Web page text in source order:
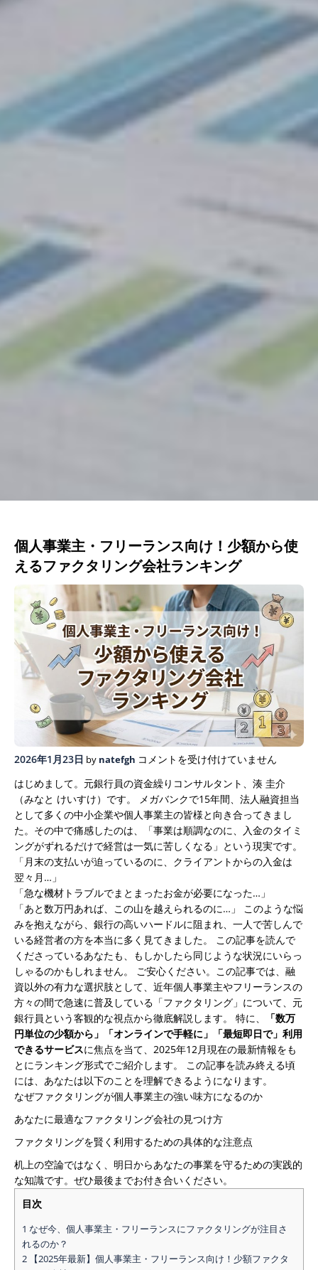
個人事業主・フリーランス向け！少額から使
えるファクタリング会社ランキング
2026年1月23日 by natefgh 個
事
業
主・
リ
ー
ン
ス
向
け！
少
額
か
ら
使
え
る
フ
ァ
ク
タ
ン
グ
会
ン
ン
コメントを受け付けていません
はじめまして。元銀行員の資金繰りコンサルタント、湊 圭介
（みなと けいすけ）です。
メガバンクで15年間、法人融資担当
として多くの中小企業や個人事業主の皆様と向き合ってきまし
た。その中で痛感したのは、「事業は順調なのに、入金のタイミ
ングがずれるだけで経営は一気に苦しくなる」という現実です。
「月末の支払いが迫っているのに、クライアントからの入金は
翌々月…」
「急な機材トラブルでまとまったお金が必要になった…」
「あと数万円あれば、この山を越えられるのに…」
このような悩
みを抱えながら、銀行の高いハードルに阻まれ、一人で苦しんで
いる経営者の方を本当に多く見てきました。
この記事を読んで
くださっているあなたも、もしかしたら同じような状況にいらっ
しゃるのかもしれません。
ご安心ください。この記事では、融
資以外の有力な選択肢として、近年個人事業主やフリーランスの
方々の間で急速に普及している「ファクタリング」について、元
銀行員という客観的な視点から徹底解説します。
特に、
「数万
円単位の少額から」「オンラインで手軽に」「最短即日で」利用
できるサービスに焦点を当て、2025年12月現在の最新情報をも
とにランキング形式でご紹介します。
この記事を読み終える頃
には、あなたは以下のことを理解できるようになります。
なぜファクタリングが個人事業主の強い味方になるのか
あなたに最適なファクタリング会社の見つけ方
ファクタリングを賢く利用するための具体的な注意点
机上の空論ではなく、明日からあなたの事業を守るための実践的
な知識です。ぜひ最後までお付き合いください。
目次
1 なぜ今、個人事業主・フリーランスにファクタリングが注目さ
れるのか？
2 【2025年最新】個人事業主・フリーランス向け！少額ファクタ